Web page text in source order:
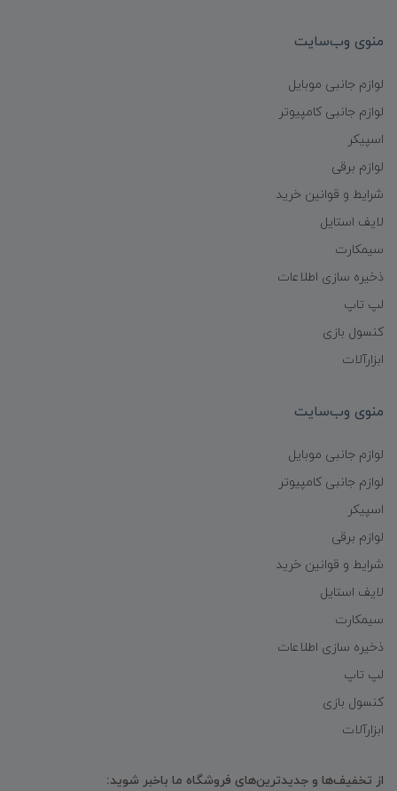
منوی وب‌سایت
لوازم جانبی موبایل
لوازم جانبی کامپیوتر
اسپیکر
لوازم برقی
شرایط و قوانین خرید
لایف استایل
سیمکارت
ذخیره سازی اطلاعات
لپ تاپ
کنسول بازی
ابزارآلات
منوی وب‌سایت
لوازم جانبی موبایل
لوازم جانبی کامپیوتر
اسپیکر
لوازم برقی
شرایط و قوانین خرید
لایف استایل
سیمکارت
ذخیره سازی اطلاعات
لپ تاپ
کنسول بازی
ابزارآلات
از تخفیف‌ها و جدیدترین‌های فروشگاه ما باخبر شوید: